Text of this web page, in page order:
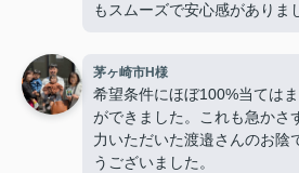
もスムーズで安心感がありま
寧に接してくださり、「営業
て親切な方がいるんだ」と驚
た。子どももすっかり懐いて
わってきました。
茅ヶ崎市H様
希望条件にほぼ100%当ては
ができました。これも急かさ
力いただいた渡邉さんのお陰
うございました。